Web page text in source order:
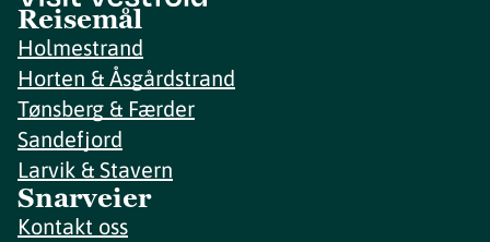
Reisemål
Holmestrand
Horten & Åsgårdstrand
Tønsberg & Færder
Sandefjord
Larvik & Stavern
Snarveier
Kontakt oss